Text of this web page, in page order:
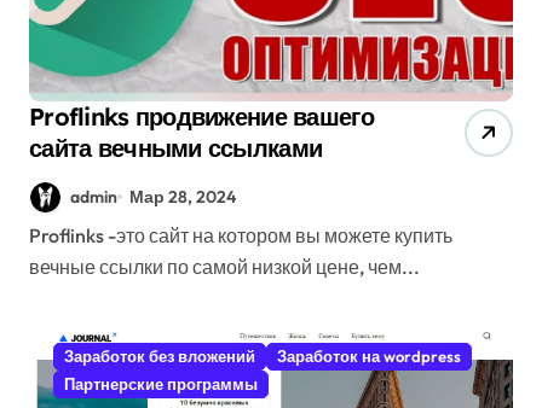
Proflinks продвижение вашего
сайта вечными ссылками
admin Мар 28, 2024
Proflinks -это сайт на котором вы можете купить
вечные ссылки по самой низкой цене, чем...
Заработок без вложений
Заработок на wordpress
Партнерские программы